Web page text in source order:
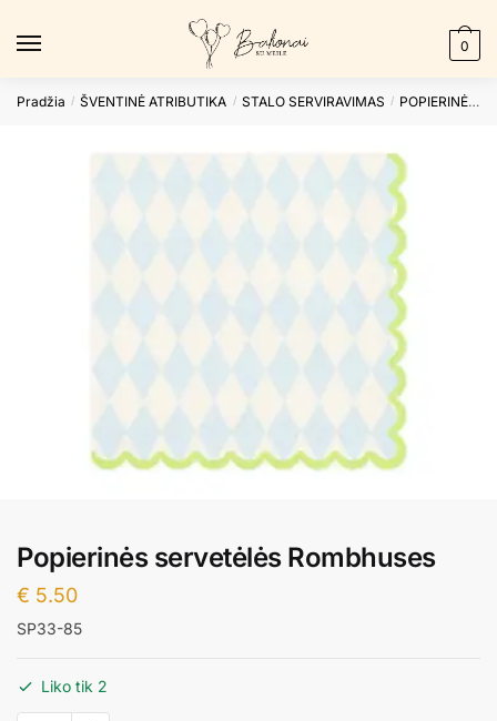
0
Pradžia / ŠVENTINĖ ATRIBUTIKA / STALO SERVIRAVIMAS / POPIERINĖS SERVETĖLĖS
Popierinės servetėlės Rombhuses
€ 5.50
SP33-85
Liko tik 2